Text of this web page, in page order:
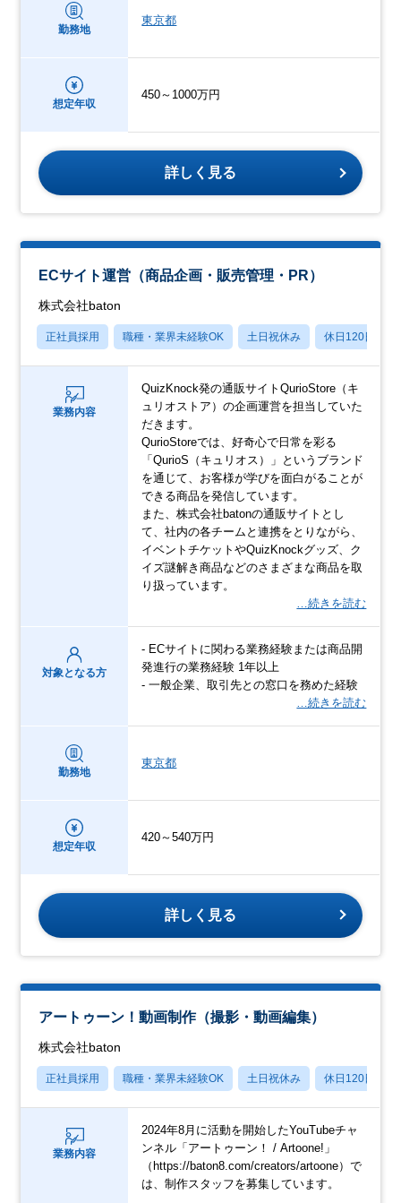
勤務地
東京都
想定年収
450～1000万円
詳しく見る
ECサイト運営（商品企画・販売管理・PR）
株式会社baton
正社員採用 職種・業界未経験OK 土日祝休み 休日120日以上
業務内容
QuizKnock発の通販サイトQurioStore（キ
ュリオストア）の企画運営を担当していた
だきます。
QurioStoreでは、好奇心で日常を彩る
「QurioS（キュリオス）」というブランド
を通じて、お客様が学びを面白がることが
できる商品を発信しています。
また、株式会社batonの通販サイトとし
て、社内の各チームと連携をとりながら、
イベントチケットやQuizKnockグッズ、ク
イズ謎解き商品などのさまざまな商品を取
り扱っています。
…続きを読む
対象となる方
- ECサイトに関わる業務経験または商品開
発進行の業務経験 1年以上
- 一般企業、取引先との窓口を務めた経験
…続きを読む
勤務地
東京都
想定年収
420～540万円
詳しく見る
アートゥーン！動画制作（撮影・動画編集）
株式会社baton
正社員採用 職種・業界未経験OK 土日祝休み 休日120日以上
業務内容
2024年8月に活動を開始したYouTubeチャ
ンネル「アートゥーン！ / Artoone!」
（https://baton8.com/creators/artoone）で
は、制作スタッフを募集しています。